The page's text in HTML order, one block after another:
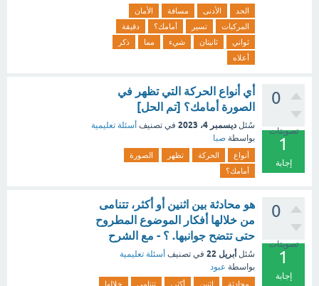
الحد الأدنى مسافة
الأمان
المركبات
تسير أمامك؟
دقيقة
ثواني
ثانيتان شيء مما
ذكر
أعلاه
0
تصويتات
1
إجابة
أي أنواع الحركة التي تظهر في
الصورة أمامك؟ [تم الحل]
سُئل ديسمبر 4، 2023 في تصنيف أسئلة تعليمية
بواسطة صبا
أنواع الحركة تظهر
الصورة
أمامك؟
0
تصويتات
1
إجابة
هو محادثة بين اثنين أو أكثر، تتنامى
من خلالها أفكار الموضوع المطروح
حتى تتضح جوانبها. ؟ - مع الشرح
سُئل أبريل 22 في تصنيف أسئلة تعليمية
بواسطة عبود
محادثة اثنين أكثر، تتنامى خلالها